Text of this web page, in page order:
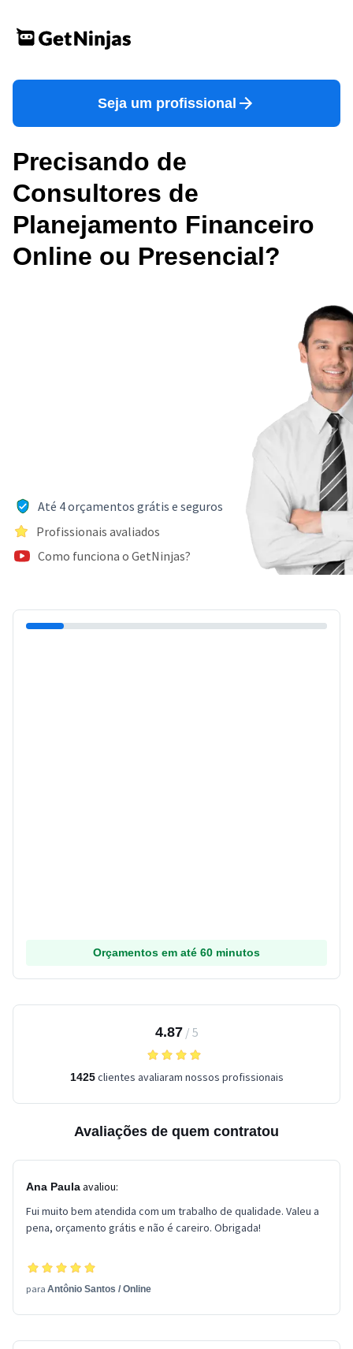
Seja um profissional
Precisando de
Consultores de
Planejamento Financeiro
Online ou Presencial?
Até 4 orçamentos grátis e seguros
Profissionais avaliados
Como funciona o GetNinjas?
Orçamentos em até 60 minutos
4.87/ 5
1425clientes avaliaram nossos profissionais
Avaliações de quem contratou
Ana Paulaavaliou:
Fui muito bem atendida com um trabalho de qualidade. Valeu a
pena, orçamento grátis e não é careiro. Obrigada!
para Antônio Santos / Online